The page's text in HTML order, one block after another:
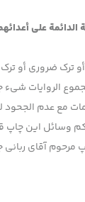
الدائمة على
ترك ضروري أو ترك
الروايات شيء
مع عدم
عليكم وسائل اين
مرحوم آقای